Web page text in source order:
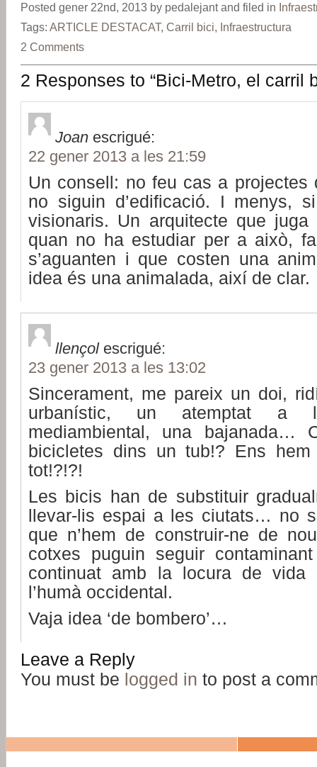
Posted gener 22nd, 2013 by pedalejant and filed in
Tags: ARTICLE DESTACAT, Carril bici, Infraestructura
2 Comments
2 Responses to “Bici-Metro, el carril
Joan escrigué:
22 gener 2013 a les 21:59
Un consell: no feu cas a projectes
no siguin d’edificació. I menys,
visionaris. Un arquitecte que juga
quan no ha estudiar per a això,
s’aguanten i que costen una
idea és una animalada, així de clar.
llençol escrigué:
23 gener 2013 a les 13:02
Sincerament, me pareix un doi,
urbanístic, un atemptat a
mediambiental, una bajanada…
bicicletes dins un tub!? Ens
tot!?!?!
Les bicis han de substituir
llevar-lis espai a les ciutats… no
que n’hem de construir-ne de
cotxes puguin seguir
continuat amb la locura de vida
l’humà occidental.
Vaja idea ‘de bombero’…
Leave a Reply
You must be logged in to post a